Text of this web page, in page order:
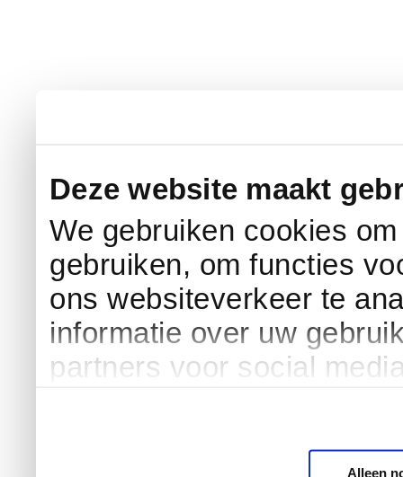
Deze website maakt
We gebruiken cookies
gebruiken, om functies
ons websiteverkeer te
informatie over uw
partners voor social
Alleen